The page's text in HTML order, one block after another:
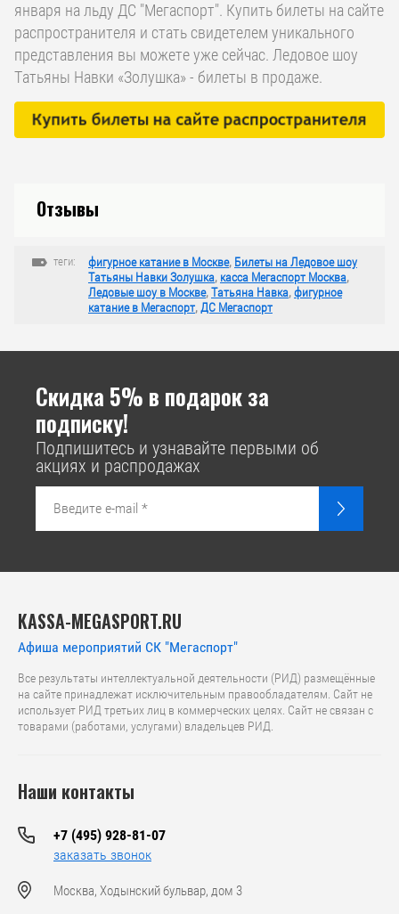
января на льду ДС "Мегаспорт". Купить билеты на сайте
распространителя и стать свидетелем уникального
представления вы можете уже сейчас. Ледовое шоу
Татьяны Навки «Золушка» - билеты в продаже.
Отзывы
теги: фигурное катание в Москве, Билеты на Ледовое шоу
Татьяны Навки Золушка, касса Мегаспорт Москва,
Ледовые шоу в Москве,Татьяна Навка,фигурное
катание в Мегаспорт,ДС Мегаспорт
Скидка 5% в подарок за
подписку!
Подпишитесь и узнавайте первыми об
акциях и распродажах
KASSA-MEGASPORT.RU
Афиша мероприятий СК "Мегаспорт"
Все результаты интеллектуальной деятельности (РИД) размещённые
на сайте принадлежат исключительным правообладателям. Сайт не
использует РИД третьих лиц в коммерческих целях. Сайт не связан с
товарами (работами, услугами) владельцев РИД.
Наши контакты
+7 (495) 928-81-07
заказать звонок
Москва, Ходынский бульвар, дом 3